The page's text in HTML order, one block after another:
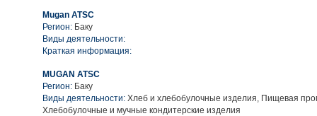
Mugan ATSC
Регион: Баку
Виды деятельности:
Краткая информация:
MUGAN ATSC
Регион: Баку
Виды деятельности: Хлеб и хлебобулочные изделия, Пищевая
Хлебобулочные и мучные кондитерские изделия